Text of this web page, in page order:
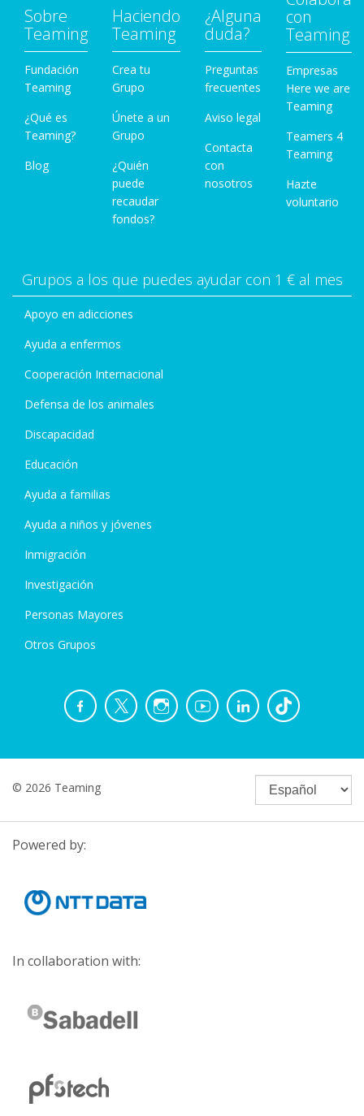
Sobre
Teaming
Fundación
Teaming
¿Qué es
Teaming?
Blog
Haciendo
Teaming
Crea tu
Grupo
Únete a un
Grupo
¿Quién
puede
recaudar
fondos?
¿Alguna
duda?
Preguntas
frecuentes
Aviso legal
Contacta
con
nosotros
con
Teaming
Empresas
Here we are
Teaming
Teamers 4
Teaming
Hazte
voluntario
Grupos a los que puedes ayudar con 1 € al mes
Apoyo en adicciones
Ayuda a enfermos
Cooperación Internacional
Defensa de los animales
Discapacidad
Educación
Ayuda a familias
Ayuda a niños y jóvenes
Inmigración
Investigación
Personas Mayores
Otros Grupos
© 2026 Teaming
Powered by:
In collaboration with: